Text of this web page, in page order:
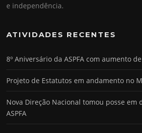
e independência.
ATIVIDADES RECENTES
8º Aniversário da ASPFA com aumento
Projeto de Estatutos em andamento no
Nova Direção Nacional tomou posse em
ASPFA